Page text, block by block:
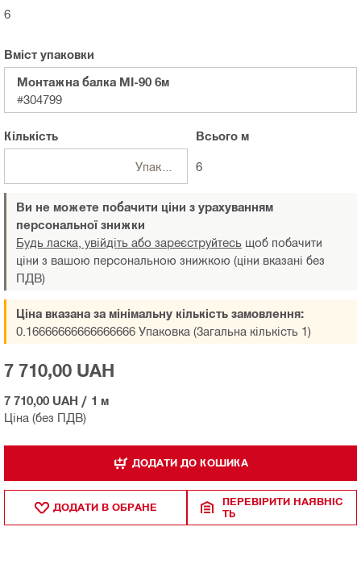
6
Вміст упаковки
Монтажна балка MI-90 6м
#304799
Кількість
Упаковки
Всьогом
6
Ви не можете побачити ціни з урахуванням
персональної знижки
Будь ласка, увійдіть або зареєструйтесь щоб побачити
ціни з вашою персональною знижкою (ціни вказані без
ПДВ)
Ціна вказана за мінімальну кількість замовлення:
0.16666666666666666 Упаковка (Загальна кількість 1)
Ціна (без ПДВ)
7 710,00 UAH
7 710,00 UAH / 1 м
ДОДАТИ ДО КОШИКА
ДОДАТИ В ОБРАНЕ
ПЕРЕВІРИТИ НАЯВНІС
ТЬ